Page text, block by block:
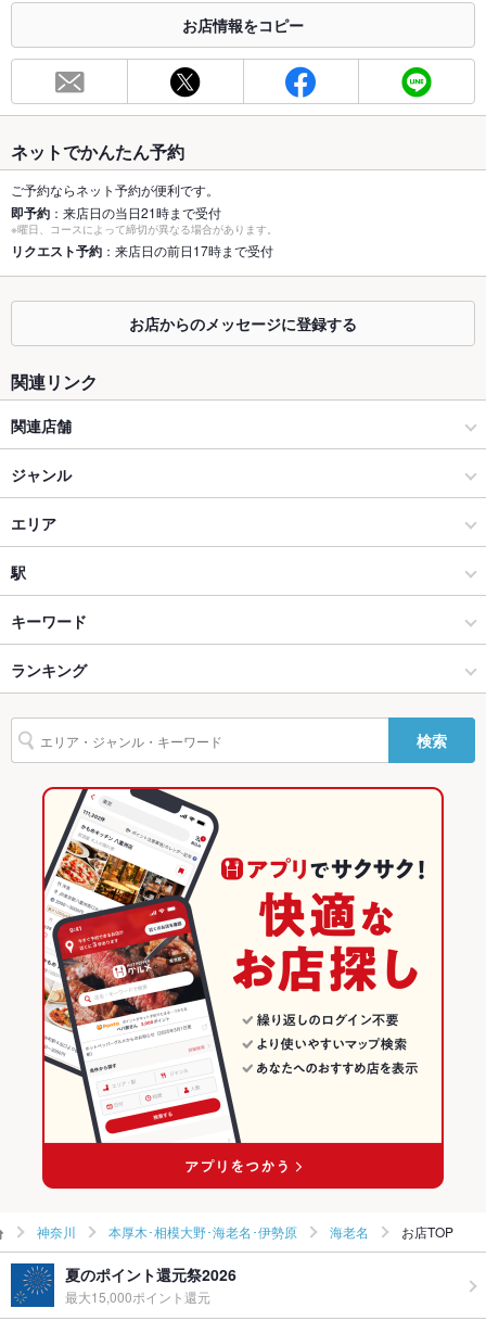
合わせください。
お席
33席(少人数から大人数までお気軽に是非！)
容人数
個室 なし ：ございません。
座敷 なし ：ございません。
掘りごたつ なし ：ございません。
あり ：サク飲み大歓迎★
貸切 貸切可 ：お気軽にお問い合わせ下さいませ！
設備
Wi-Fi
バリアフリ
ー
駐車場
英語メニュ
その他設備 -
その他
あり ：２時間飲み放題付きコースをご用意しております
食べ放題 なし ：話題のサンフランシスコ料理で忘年会・新年会！
カクテル充実、ワイン充実
お子様連れ
お子様連れ歓迎 ：是非、皆様でサンフランシスコ料理をお楽し
みください
ウェディン
グパーティ
ー二次会
是非ご相談ください
可
宴会・女子会予約を承り中！！お気軽にお問い合わせください
お店情報をコピー
ネットでかんたん予約
ご予約ならネット予約が便利です。
即予約 ：来店日の当日21時まで受付
※曜日、コースによって締切が異なる場合があります。
リクエスト予約 ：来店日の前日17時まで受付
お店からのメッセージに登録する
関連リンク
関連店舗
ワイン酒場 ゴルゴン9 海老名店
炭火焼き鶏 食ダイニング 秦野店
炭火焼き鶏 食ダイニング 渋沢店
炭火焼き鳥居酒屋 鶏ダイヤモンド 武蔵新城店
【食べ放題/2Hハイボール飲み放題555円】NEO大衆酒場スマイリ
405 chip'n'dip California 秦野
ジャンル
居酒屋
海鮮
本厚木･相模大野･海老名･伊勢原 × 居酒屋
本厚木･相模大野･海老名･伊勢原 × 海鮮
海老名駅 × 居酒屋
海老名駅 × 海鮮
イタリアン・フレンチ
パスタ・ピザ
本厚木･相模大野･海老名･伊勢原 × イタリアン・フレンチ
本厚木･相模大野･海老名･伊勢原 × パスタ・ピザ
海老名駅 × イタリアン・フレンチ
海老名駅 × パスタ・ピザ
エリア
海老名
海老名 × 居酒屋
海老名 × 海鮮
海老名 × イタリアン・フレンチ
海老名 × パスタ・ピザ
神奈川 × 居酒屋
神奈川 × 海鮮
神奈川 × イタリアン・フレンチ
神奈川 × パスタ・ピザ
駅
海老名駅
キーワード
エビ料理
ランキング
神奈川のグルメランキング
神奈川の居酒屋ランキング
神奈川の海鮮ランキング
本厚木･相模大野･海老名･伊勢原のグルメランキング
本厚木･相模大野･海老名･伊勢原の居酒屋ランキング
本厚木･相模大野･海老名･伊勢原の海鮮ランキング
海老名のグルメランキング
海老名の居酒屋ランキング
海老名の海鮮ランキング
検索
神奈川 本厚木･相模大野･海老名･伊勢原 海老名 お店TOP
夏のポイント還元祭2026
最大15,000ポイント還元